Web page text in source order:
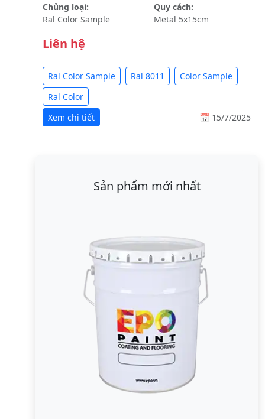
Chủng loại:
Ral Color Sample
Quy cách:
Metal 5x15cm
Liên hệ
Ral Color Sample Ral 8011
Color Sample
Ral Color
Xem chi tiết
📅 15/7/2025
Sản phẩm mới nhất